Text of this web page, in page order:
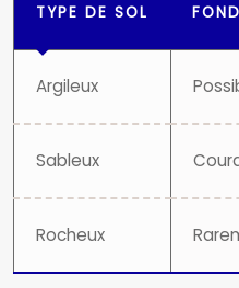
TYPE DE SOL
Argileux
Sableux
Rocheux